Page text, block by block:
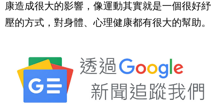
康造成很大的影響，像運動其實就是一個很好紓
壓的方式，對身體、心理健康都有很大的幫助。